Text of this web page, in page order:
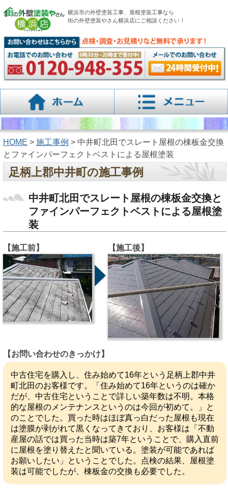
横浜市の外壁塗装工事、屋根塗装工事なら
街の外壁塗装やさん横浜店にご相談ください！
HOME > 施工事例 > 中井町北田でスレート屋根の棟板金交換
とファインパーフェクトベストによる屋根塗装
足柄上郡中井町の施工事例
中井町北田でスレート屋根の棟板金交換と
ファインパーフェクトベストによる屋根塗
装
【施工前】 【施工後】
【お問い合わせのきっかけ】
中古住宅を購入し、住み始めて16年という足柄上郡中井
町北田のお客様です。「住み始めて16年というのは確か
だが、中古住宅ということで詳しい築年数は不明。本格
的な屋根のメンテナンスというのは今回が初めて。」と
のことでした。買った時はほぼ真っ白だった屋根も現在
は塗膜が剥がれて黒くなってきており、お客様は「不動
産屋の話では買った当時は築7年ということで、購入直前
に屋根を塗り替えたと聞いている。塗装が可能であれば
お願いしたい」ということでした。点検の結果、屋根塗
装は可能でしたが、棟板金の交換も必要でした。